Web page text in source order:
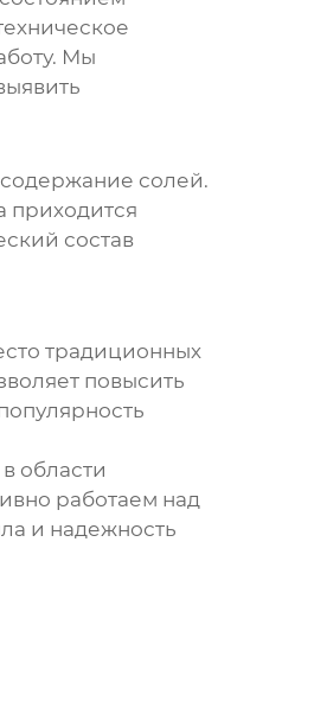
Мы
солей.
приходится
состав
традиционных
повысить
области
работаем над
и надежность